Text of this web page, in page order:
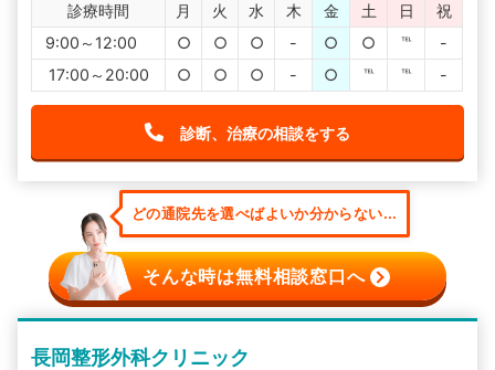
診療時間 月 火 水 木 金 土 日
祝
9:00～12:00
○ ○ ○ - ○ ○ ℡
-
17:00～20:00
○ ○ ○ - ○ ℡ ℡ -
診断、治療の相談をする
どの通院先を選べばよいか分からない...
そんな時は無料相談窓口へ
長岡整形外科クリニック